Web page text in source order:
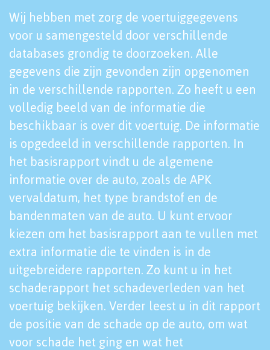
Wij hebben met zorg de voertuiggegevens
voor u samengesteld door verschillende
databases grondig te doorzoeken. Alle
gegevens die zijn gevonden zijn opgenomen
in de verschillende rapporten. Zo heeft u een
volledig beeld van de informatie die
beschikbaar is over dit voertuig. De informatie
is opgedeeld in verschillende rapporten. In
het basisrapport vindt u de algemene
informatie over de auto, zoals de APK
vervaldatum, het type brandstof en de
bandenmaten van de auto. U kunt ervoor
kiezen om het basisrapport aan te vullen met
extra informatie die te vinden is in de
uitgebreidere rapporten. Zo kunt u in het
schaderapport het schadeverleden van het
voertuig bekijken. Verder leest u in dit rapport
de positie van de schade op de auto, om wat
voor schade het ging en wat het